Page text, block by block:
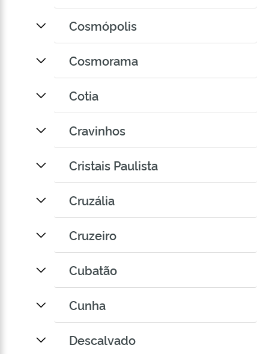
Cosmópolis
Cosmorama
Cotia
Cravinhos
Cristais Paulista
Cruzália
Cruzeiro
Cubatão
Cunha
Descalvado